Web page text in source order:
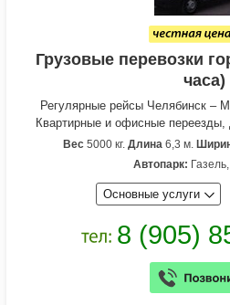
Грузовые перевозки
часа)
Регулярные рейсы Челябинск –
Квартирные и офисные переезды,
Вес 5000 кг. Длина 6,3 м.
Автопарк:
Основные услуги